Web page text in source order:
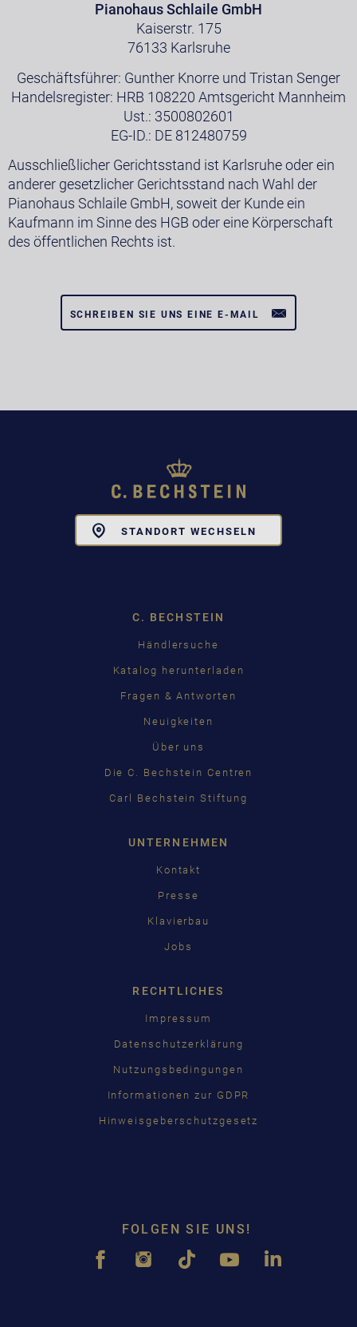
Pianohaus Schlaile GmbH
Kaiserstr. 175
76133 Karlsruhe
Geschäftsführer: Gunther Knorre und Tristan Senger
Handelsregister: HRB 108220 Amtsgericht Mannheim
Ust.: 3500802601
EG-ID.: DE 812480759
Ausschließlicher Gerichtsstand ist Karlsruhe oder ein
anderer gesetzlicher Gerichtsstand nach Wahl der
Pianohaus Schlaile GmbH, soweit der Kunde ein
Kaufmann im Sinne des HGB oder eine Körperschaft
des öffentlichen Rechts ist.
SCHREIBEN SIE UNS EINE E-MAIL
STANDORT WECHSELN
C. BECHSTEIN
Händlersuche
Katalog herunterladen
Fragen & Antworten
Neuigkeiten
Über uns
Die C. Bechstein Centren
Carl Bechstein Stiftung
UNTERNEHMEN
Kontakt
Presse
Klavierbau
Jobs
RECHTLICHES
Impressum
Datenschutzerklärung
Nutzungsbedingungen
Informationen zur GDPR
Hinweisgeberschutzgesetz
FOLGEN SIE UNS!